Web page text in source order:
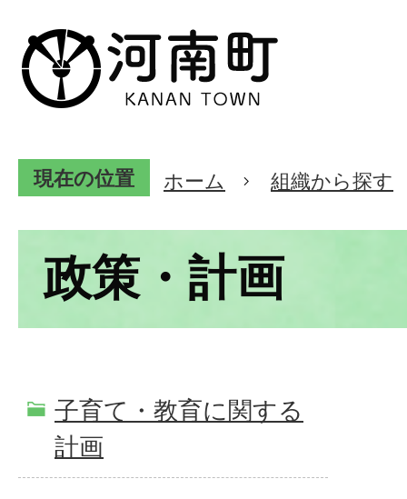
現在の位置 ホーム 組織から探す
政策・計画
子育て・教育に関する
計画